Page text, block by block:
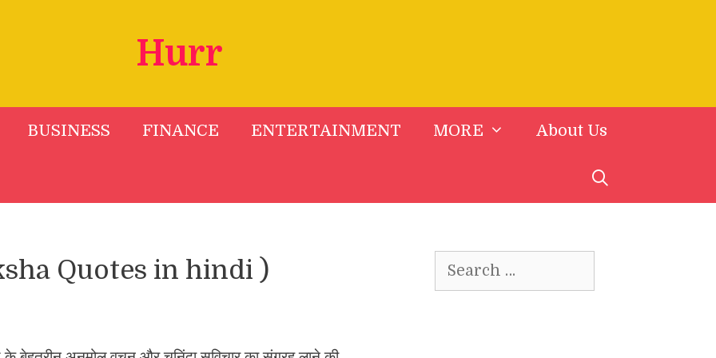
Hurr
BUSINESS FINANCE ENTERTAINMENT MORE About Us
Quotes in hindi )
for: